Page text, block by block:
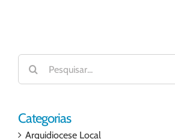
Buscar
resultados
para:
Categorias
Arquidiocese Local